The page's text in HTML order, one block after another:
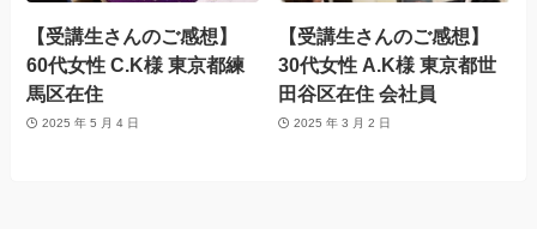
【受講生さんのご感想】
60代女性 C.K様 東京都練
馬区在住
2025 年 5 月 4 日
【受講生さんのご感想】
30代女性 A.K様 東京都世
田谷区在住 会社員
2025 年 3 月 2 日